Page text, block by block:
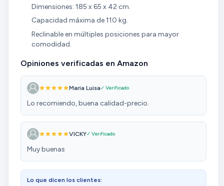
Dimensiones: 185 x 65 x 42 cm.
Capacidad máxima de 110 kg.
Reclinable en múltiples posiciones para mayor
comodidad.
Opiniones verificadas en Amazon
Maria Luisa✓ Verificado
Lo recomiendo, buena calidad-precio.
VICKY✓ Verificado
Muy buenas
Lo que dicen los clientes: